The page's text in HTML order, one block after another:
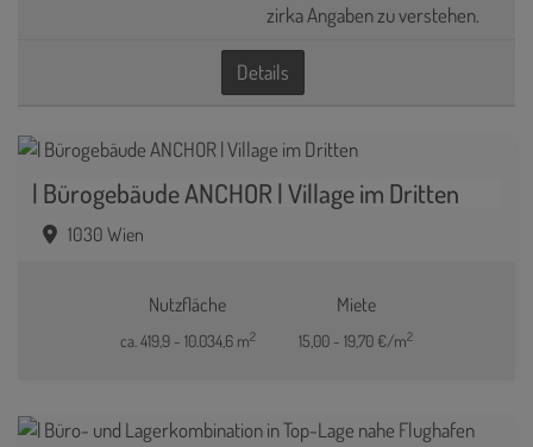
zirka Angaben zu verstehen.
Details
| Bürogebäude ANCHOR | Village im Dritten
1030 Wien
Nutzfläche
ca. 419,9 - 10.034,6 m2
Miete
15,00 - 19,70 €/m2